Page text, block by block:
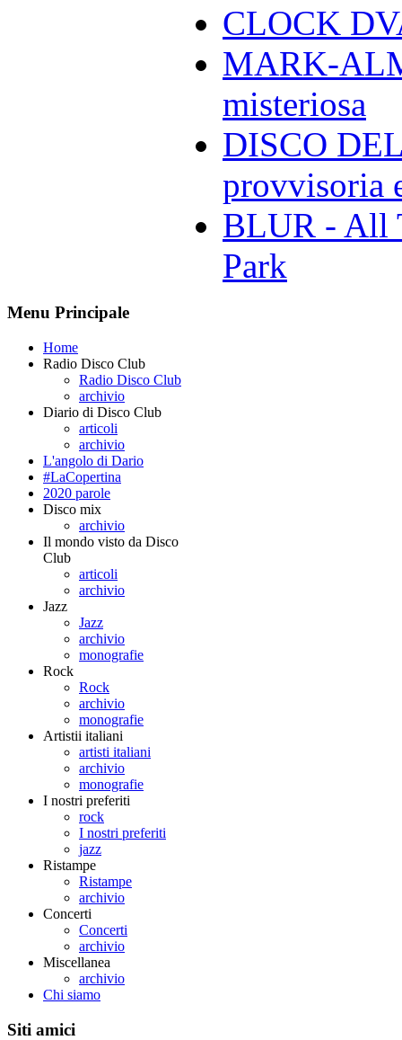
CLOCK
MARK-
misteriosa
DISCO
provvisoria
BLUR - All
Park
Menu Principale
Home
Radio Disco Club
Radio Disco Club
archivio
Diario di Disco Club
articoli
archivio
L'angolo di Dario
#LaCopertina
2020 parole
Disco mix
archivio
Il mondo visto da Disco
Club
articoli
archivio
Jazz
Jazz
archivio
monografie
Rock
Rock
archivio
monografie
Artistii italiani
artisti italiani
archivio
monografie
I nostri preferiti
rock
I nostri preferiti
jazz
Ristampe
Ristampe
archivio
Concerti
Concerti
archivio
Miscellanea
archivio
Chi siamo
Siti amici